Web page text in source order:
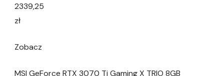
2339,25
zł
Zobacz
MSI GeForce RTX 3070 Ti Gaming X TRIO 8GB